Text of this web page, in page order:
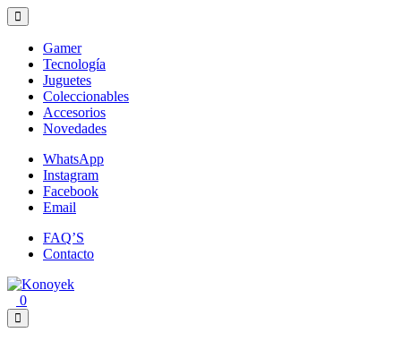
Loading...
Gamer
Tecnología
Juguetes
Coleccionables
Accesorios
Novedades
WhatsApp
Instagram
Facebook
Email
FAQ’S
Contacto
0